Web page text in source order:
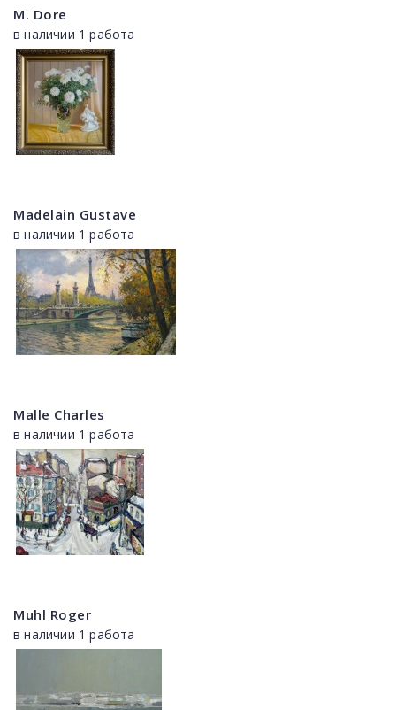
M. Dore
в наличии 1 работа
Madelain Gustave
в наличии 1 работа
Malle Charles
в наличии 1 работа
Muhl Roger
в наличии 1 работа